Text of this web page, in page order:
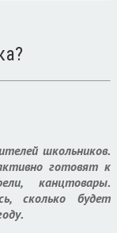
школьников.
готовят к
канцтовары.
сколько будет